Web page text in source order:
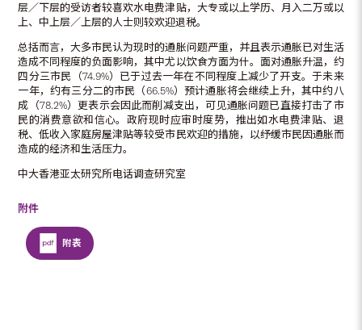
层／下层的受访者较喜欢水电费津贴，大专或以上学历、月入二万或以
上、中上层／上层的人士则较欢迎退税。
总括而言，大多市民认为现时的通胀问题严重，并且表示通胀已对生活
造成不同程度的负面影响，其中尤以饮食方面为什。面对通胀升温，约
四分三市民（74.9%）已于过去一年在不同程度上减少了开支。于未来
一年，约有三分二的市民（66.5%）预计通胀将会继续上升，其中约八
成（78.2%）更表示会因此而削减支出，可见通胀问题已直接打击了市
民的消费意欲和信心。政府现时应审时度势，推出如水电费津贴、退
税、低收入家庭房屋津贴等较受市民欢迎的措施，以纾缓市民因通胀而
造成的经济和生活压力。
中大香港亚太研究所电话调查研究室
附件
附表